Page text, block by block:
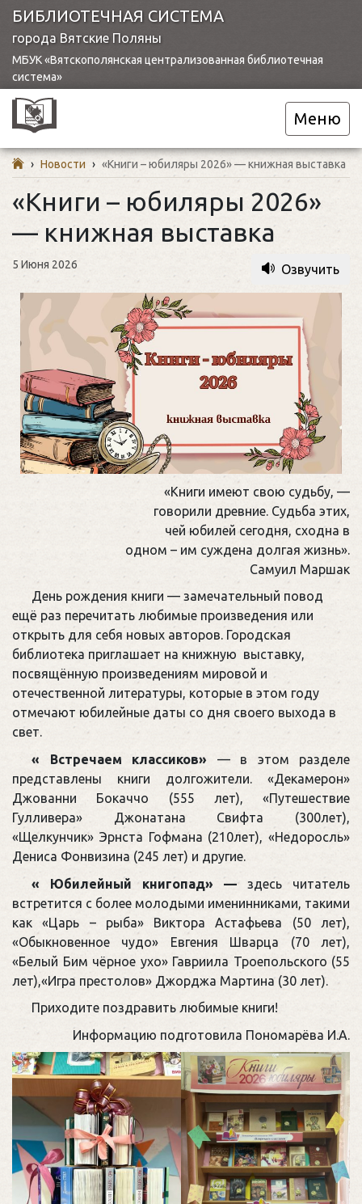
БИБЛИОТЕЧНАЯ СИСТЕМА
города Вятские Поляны
МБУК «Вятскополянская централизованная библиотечная
система»
Меню
› Новости › «Книги – юбиляры 2026» — книжная выставка
«Книги – юбиляры 2026»
— книжная выставка
5 Июня 2026 Озвучить
«Книги имеют свою судьбу, —
говорили древние. Судьба этих,
чей юбилей сегодня, сходна в
одном – им суждена долгая жизнь».
Самуил Маршак
День рождения книги — замечательный повод
ещё раз перечитать любимые произведения или
открыть для себя новых авторов. Городская
библиотека приглашает на книжную выставку,
посвящённую произведениям мировой и
отечественной литературы, которые в этом году
отмечают юбилейные даты со дня своего выхода в
свет.
« Встречаем классиков» — в этом разделе
представлены книги долгожители. «Декамерон»
Джованни Бокаччо (555 лет), «Путешествие
Гулливера» Джонатана Свифта (300лет),
«Щелкунчик» Эрнста Гофмана (210лет), «Недоросль»
Дениса Фонвизина (245 лет) и другие.
« Юбилейный книгопад» — здесь читатель
встретится с более молодыми именинниками, такими
как «Царь – рыба» Виктора Астафьева (50 лет),
«Обыкновенное чудо» Евгения Шварца (70 лет),
«Белый Бим чёрное ухо» Гавриила Троепольского (55
лет),«Игра престолов» Джорджа Мартина (30 лет).
Приходите поздравить любимые книги!
Информацию подготовила Пономарёва И.А.